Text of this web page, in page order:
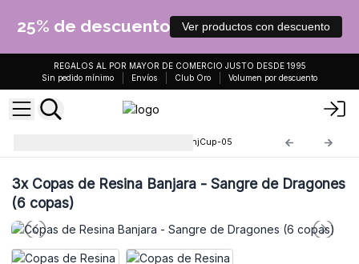
25% de descuento Ver productos con descuento
REGALOS AL POR MAYOR DE COMERCIO JUSTO DESDE 1995
Sin pedido mínimo
Envíos Club Oro Volumen por descuento
BanjCup-05
3xCopas de Resina Banjara - Sangre de Dragones
(6 copas)